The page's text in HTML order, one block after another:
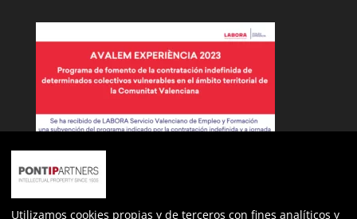
nº de expediente: ECOVUL/2023/487/46
Utilizamos cookies propias y de terceros con fines analíticos y